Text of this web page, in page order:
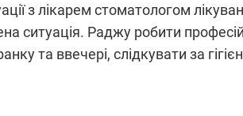
з лікарем стоматологом
Раджу робити
та ввечері, слідкувати за